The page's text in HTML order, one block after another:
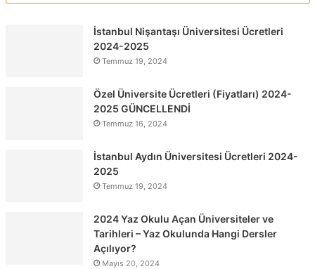
İstanbul Nişantaşı Üniversitesi Ücretleri
2024-2025
Temmuz 19, 2024
Özel Üniversite Ücretleri (Fiyatları) 2024-
2025 GÜNCELLENDİ
Temmuz 16, 2024
İstanbul Aydın Üniversitesi Ücretleri 2024-
2025
Temmuz 19, 2024
2024 Yaz Okulu Açan Üniversiteler ve
Tarihleri – Yaz Okulunda Hangi Dersler
Açılıyor?
Mayıs 20, 2024